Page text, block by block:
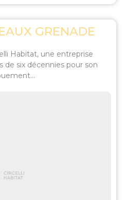
GRENADE
Habitat, une entreprise
de six décennies pour son